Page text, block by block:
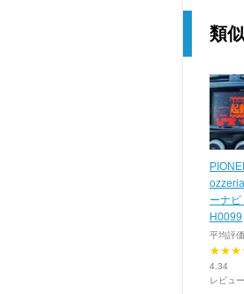
類
ozzeria
ーナビ
H0099
平均評
4.34
レビュ